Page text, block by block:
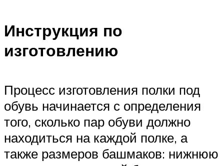
Инструкция по
изготовлению
Процесс изготовления полки под
обувь начинается с определения
того, сколько пар обуви должно
находиться на каждой полке, а
также размеров башмаков: нижнюю